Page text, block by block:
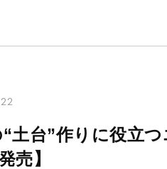
“土台”作りに役立
売】